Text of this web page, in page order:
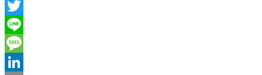
Messenger
Twitter
Line
Message